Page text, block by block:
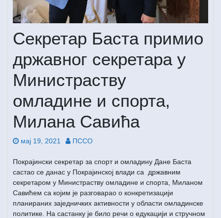
Секретар Баста примио
државног секретара у
Министраству
омладине и спорта,
Милана Савића
мај 19, 2021 ПССО
Покрајински секретар за спорт и омладину Дане Баста
састао се данас у Покрајинској влади са државним
секретаром у Министраству омладине и спорта, Миланом
Савићем са којим је разговарао о конкретизацији
планираних заједничких активности у области омладинске
политике. На састанку је било речи о едукацији и стручном